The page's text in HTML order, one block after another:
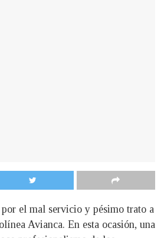
el mal servicio y pésimo trato a
Avianca. En esta ocasión, una